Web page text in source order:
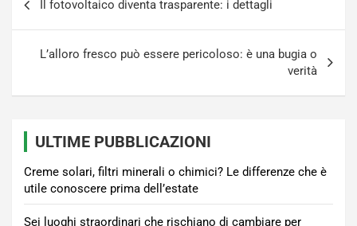
Il fotovoltaico diventa trasparente: i dettagli
L’alloro fresco può essere pericoloso: è una bugia o
verità
ULTIME PUBBLICAZIONI
Creme solari, filtri minerali o chimici? Le differenze che è
utile conoscere prima dell’estate
Sei luoghi straordinari che rischiano di cambiare per